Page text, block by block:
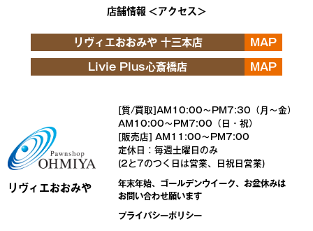
店舗情報 ＜アクセス＞
リヴィエおおみや 十三本店 MAP
Livie Plus心斎橋店 MAP
リヴィエおおみや
[質/買取]AM10:00～PM7:30（月～金）
AM10:00～PM7:00（日・祝）
[販売店] AM11:00～PM7:00
定休日：毎週土曜日のみ
(2と7のつく日は営業、日祝日営業)
年末年始、ゴールデンウイーク、お盆休みは
お問い合わせ願います
プライバシーポリシー